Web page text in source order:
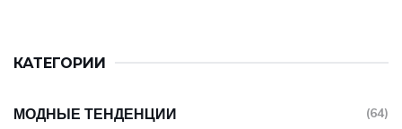
КАТЕГОРИИ
МОДНЫЕ ТЕНДЕНЦИИ (64)